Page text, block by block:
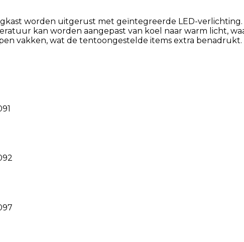
worden uitgerust met geïntegreerde LED-verlichting.
kan worden aangepast van koel naar warm licht,
vakken, wat de tentoongestelde items extra benadrukt.